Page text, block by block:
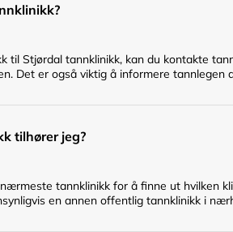
til Stjørdal tannklinikk, kan du kontakte
Det er også viktig å informere
tilhører jeg?
tannklinikk for å finne ut hvilken
en annen offentlig tannklinikk i